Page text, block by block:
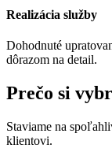
Realizácia služby
Dohodnuté
dôrazom na detail.
Prečo si
Staviame na
klientovi.